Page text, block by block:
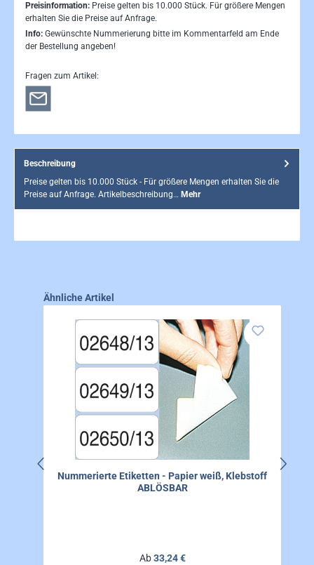
Preisinformation: Preise gelten bis 10.000 Stück. Für größere Mengen
erhalten Sie die Preise auf Anfrage.
Info: Gewünschte Nummerierung bitte im Kommentarfeld am Ende
der Bestellung angeben!
Fragen zum Artikel:
Beschreibung
Preise gelten bis 10.000 Stück - Für größere Mengen erhalten Sie die
Preise auf Anfrage. Artikelbeschreibung… Mehr
Produktgalerie überspringen
Ähnliche Artikel
Nummerierte Etiketten - Papier weiß, Klebstoff
ABLÖSBAR
Regulärer Preis:
Ab33,24 €